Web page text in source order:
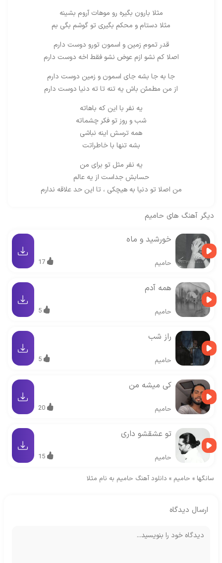
مثلا بارون بگیره رو موهات آروم بشینه
مثلا دستام و محکم بگیری‌ تو گوشم بگی بم
قدر تموم زمین و اسمون تورو دوست دارم
اصلا کم نشو ازم عوض نشو فقط اخه دوست دارم
جا به جا بشه جای اسمون و زمین دوست دارم
از من مطمئن باش یه تنه تا ته دنیا دوست دارم
یه نفر با این که باهاته
شب و روز تو فکر چشماته
همه ترسش اینه نباشی
بشه تنها با خاطراتت
یه نفر مثل تو برای من
حسابش‌ جداست از یه عالم
من اصلا تو دنیا به هیچکی ، تا این حد علاقه ندارم
دیگر آهنگ های حامیم
خورشید و ماه
حامیم 17
همه آدم
حامیم 5
راز شب
حامیم 5
کی میشه من
حامیم 20
تو عشقشو داری
حامیم 15
سانگها » حامیم » دانلود آهنگ حامیم به نام مثلا
ارسال دیدگاه